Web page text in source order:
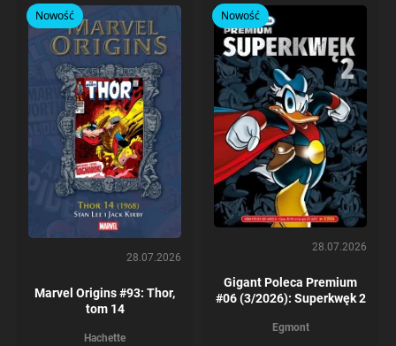
Nowość
28.07.2026
Marvel Origins #93: Thor,
tom 14
Hachette
Nowość
28.07.2026
Gigant Poleca Premium
#06 (3/2026): Superkwęk 2
Egmont